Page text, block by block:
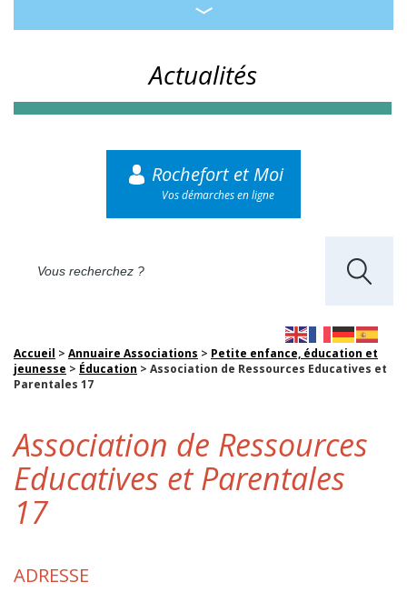
Actualités
Rochefort et Moi
Vos démarches en ligne
Accueil > Annuaire Associations > Petite enfance, éducation et
jeunesse > Éducation > Association de Ressources Educatives et
Parentales 17
Association de Ressources
Educatives et Parentales
17
ADRESSE